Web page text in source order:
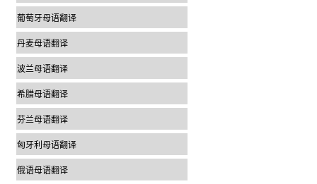
葡萄牙母语翻译
丹麦母语翻译
波兰母语翻译
希腊母语翻译
芬兰母语翻译
匈牙利母语翻译
俄语母语翻译